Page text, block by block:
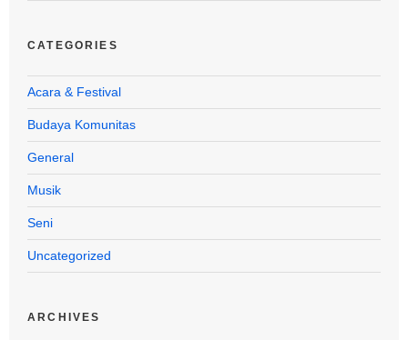
CATEGORIES
Acara & Festival
Budaya Komunitas
General
Musik
Seni
Uncategorized
ARCHIVES